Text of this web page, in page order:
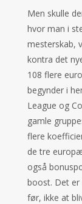
Men skulle
hvor man i
mesterskab,
kontra det
108 flere
begynder i
League og
gamle
flere
de tre
også
boost. Det er
før, ikke at